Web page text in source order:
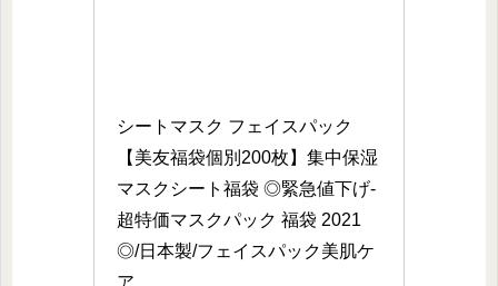
シートマスク フェイスパック
【美友福袋個別200枚】集中保湿
マスクシート福袋 ◎緊急値下げ-
超特価マスクパック 福袋 2021
◎/日本製/フェイスパック美肌ケ
ア